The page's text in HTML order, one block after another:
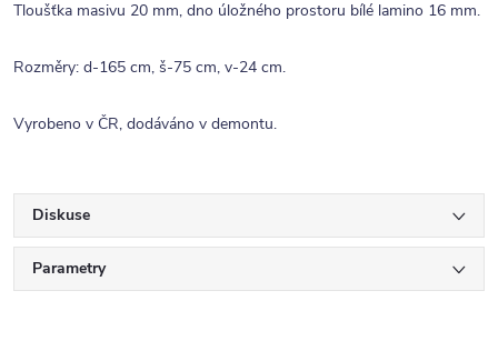
Tloušťka masivu 20 mm, dno úložného prostoru bílé lamino 16 mm.
Rozměry: d-165 cm, š-75 cm, v-24 cm.
Vyrobeno v ČR, dodáváno v demontu.
Diskuse
Parametry